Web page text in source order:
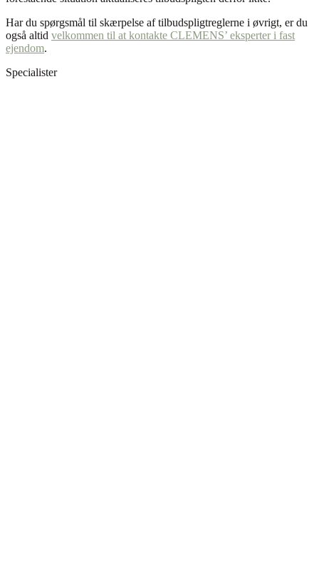
Har du spørgsmål til skærpelse af tilbudspligtreglerne i øvrigt, er du
også altid velkommen til at kontakte CLEMENS’ eksperter i fast
ejendom.
Specialister